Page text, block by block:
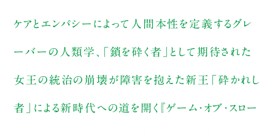
ケアとエンパシーによって人間本性を定義するグレ
ーバーの人類学、「鎖を砕く者」として期待された
女王の統治の崩壊が障害を抱えた新王「砕かれし
者」による新時代への道を開く『ゲーム・オブ・スロー